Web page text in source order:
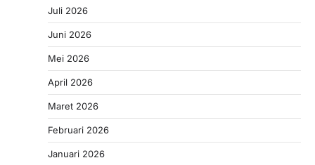
Juli 2026
Juni 2026
Mei 2026
April 2026
Maret 2026
Februari 2026
Januari 2026